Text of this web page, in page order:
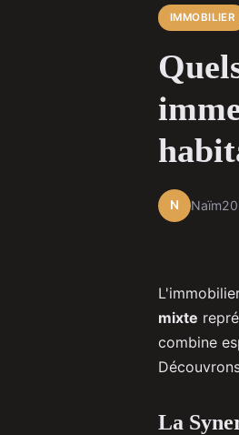
IMMOBILIER
N Naïm
mixte
combine
La